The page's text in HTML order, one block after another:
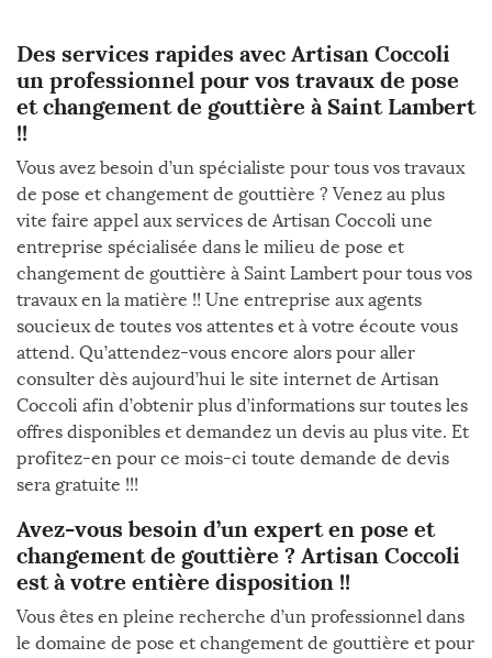
Des services rapides avec Artisan Coccoli
un professionnel pour vos travaux de pose
et changement de gouttière à Saint Lambert
!!
Vous avez besoin d’un spécialiste pour tous vos travaux
de pose et changement de gouttière ? Venez au plus
vite faire appel aux services de Artisan Coccoli une
entreprise spécialisée dans le milieu de pose et
changement de gouttière à Saint Lambert pour tous vos
travaux en la matière !! Une entreprise aux agents
soucieux de toutes vos attentes et à votre écoute vous
attend. Qu’attendez-vous encore alors pour aller
consulter dès aujourd’hui le site internet de Artisan
Coccoli afin d’obtenir plus d’informations sur toutes les
offres disponibles et demandez un devis au plus vite. Et
profitez-en pour ce mois-ci toute demande de devis
sera gratuite !!!
Avez-vous besoin d’un expert en pose et
changement de gouttière ? Artisan Coccoli
est à votre entière disposition !!
Vous êtes en pleine recherche d’un professionnel dans
le domaine de pose et changement de gouttière et pour